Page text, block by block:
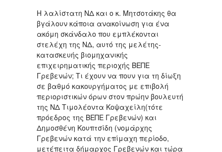
Η λαλίστατη ΝΔ και ο κ. Μητσοτάκης θα
βγάλουν κάποια ανακοίνωση για ένα
ακόμη σκάνδαλο που εμπλέκονται
στελέχη της ΝΔ, αυτό της μελέτης-
κατασκευής βιομηχανικής
επιχειρηματικής περιοχής ΒΕΠΕ
Γρεβενών; Τι έχουν να πουν για τη δίωξη
σε βαθμό κακουργήματος με επιβολή
περιοριστικών όρων στον πρώην βουλευτή
της ΝΔ Τιμολέοντα Κοψαχείλη(τότε
πρόεδρος της ΒΕΠΕ Γρεβενών) και
Δημοσθένη Κουπτσίδη (νομάρχης
Γρεβενών κατά την επίμαχη περίοδο,
μετέπειτα δήμαρχος Γρεβενών και τώρα